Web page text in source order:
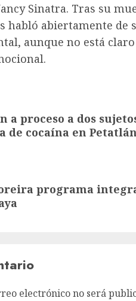
Sinatra. Tras su
habló abiertamente de
aunque no está
a proceso a dos
de cocaína en Petatlán
programa
electrónico no será